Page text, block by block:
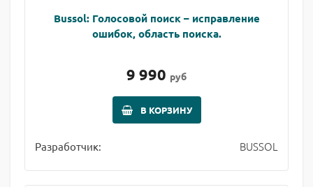
Bussol: Голосовой поиск – исправление
ошибок, область поиска.
9 990 руб
В КОРЗИНУ
Разработчик: BUSSOL